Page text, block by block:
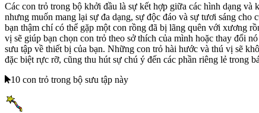
Các con trỏ trong bộ khởi đầu là sự kết hợp giữa các hình dạng
nhưng muốn mang lại sự đa dạng, sự độc đáo và sự tươi sáng
bạn thậm chí có thể gặp một con rồng đã bị lãng quên với xương
vị sẽ giúp bạn chọn con trỏ theo sở thích của mình hoặc thay đổi
sưu tập về thiết bị của bạn. Những con trỏ hài hước và thú vị sẽ
đặc biệt rực rỡ, cũng thu hút sự chú ý đến các phần riêng lẻ trong
10 con trỏ trong bộ sưu tập này